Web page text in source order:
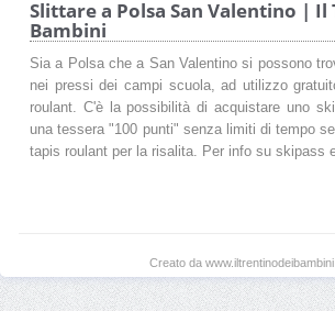
Slittare a Polsa San Valentino |
Bambini
Sia a Polsa che a San Valentino si possono
nei pressi dei campi scuola, ad utilizzo
roulant. C'è la possibilità di acquistare uno
una tessera "100 punti" senza limiti di tempo
tapis roulant per la risalita. Per info su skipass
Creato da